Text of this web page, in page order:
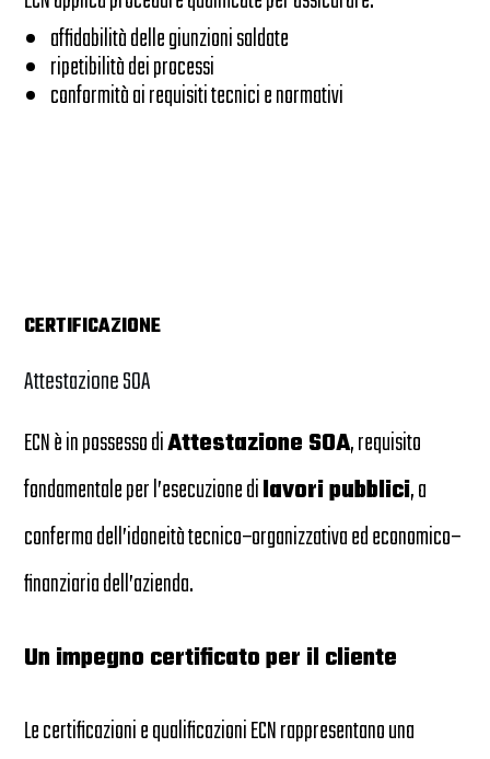
affidabilità delle giunzioni saldate
ripetibilità dei processi
conformità ai requisiti tecnici e normativi
CERTIFICAZIONE
Attestazione SOA
ECN è in possesso diAttestazione SOA, requisito
fondamentale per l’esecuzione dilavori pubblici, a
conferma dell’idoneità tecnico–organizzativa ed economico–
finanziaria dell’azienda.
Un impegno certificato per il cliente
Le certificazioni e qualificazioni ECN rappresentano una